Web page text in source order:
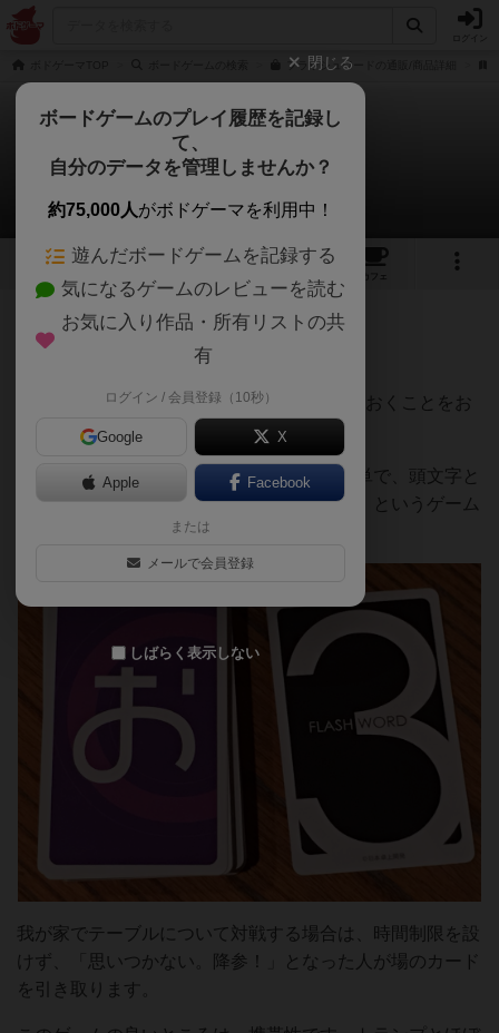
フラッシュワードの通販/商品詳細
フラッシュワード
みき@目のまどさんのレビュー
5 7
カフェ
246名 2名 0 7年以上前
子育て中の皆さんに、カバンに1つ忍ばせておくことをお
すすめするゲームです。
他の方のレビューにある通り、ルールは簡単で、頭文字と
文字数の条件に合ったことばを言っていく、というゲーム
我が家でテーブルについて対戦する場合は、時間制限を設
けず、「思いつかない。降参！」となった人が場のカード
を引き取ります。
閉じる
ボードゲームのプレイ履歴を記録し
て、
自分のデータを管理しませんか？
約75,000人がボドゲーマを利用中！
遊んだボードゲームを記録する
気になるゲームのレビューを読む
お気に入り作品・所有リストの共
有
ログイン / 会員登録（10秒）
Google X
Apple Facebook
または
メールで会員登録
しばらく表示しない